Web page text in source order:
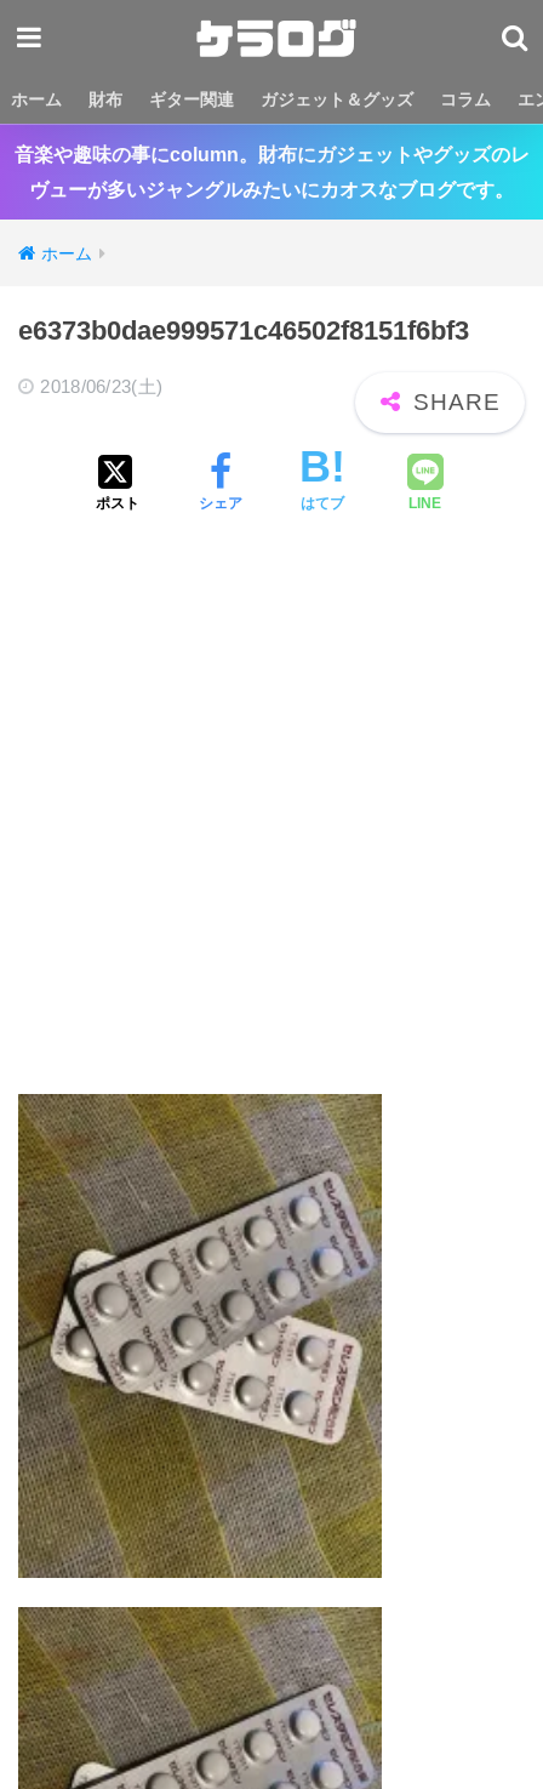
ホーム 財布 ギター関連 ガジェット＆グッズ コラム エ
音楽や趣味の事にcolumn。財布にガジェットやグッズのレ
ヴューが多いジャングルみたいにカオスなブログです。
ホーム
e6373b0dae999571c46502f8151f6bf3
2018/06/23(土)
ポスト シェア はてブ LINE